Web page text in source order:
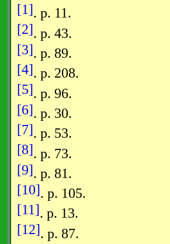
[1]. p. 11.
[2]. p. 43.
[3]. p. 89.
[4]. p. 208.
[5]. p. 96.
[6]. p. 30.
[7]. p. 53.
[8]. p. 73.
[9]. p. 81.
[10]. p. 105.
[11]. p. 13.
[12]. p. 87.